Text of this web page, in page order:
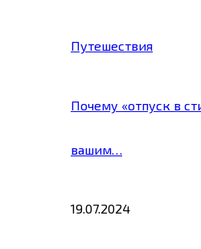
Путешествия
Почему «отпуск в
вашим…
19.07.2024